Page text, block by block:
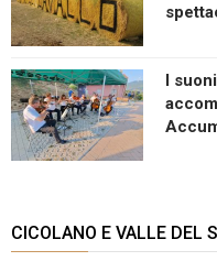
I
CICOLANO E VALLE DEL